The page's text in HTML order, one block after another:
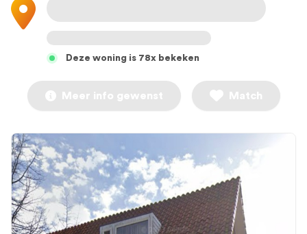
Deze woning is 78x bekeken
Meer info gewenst Match